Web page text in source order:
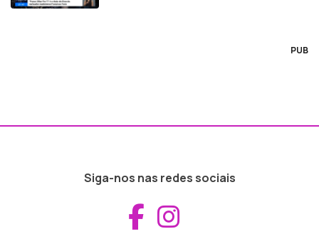
PUB
Siga-nos nas redes sociais
Aceder ao